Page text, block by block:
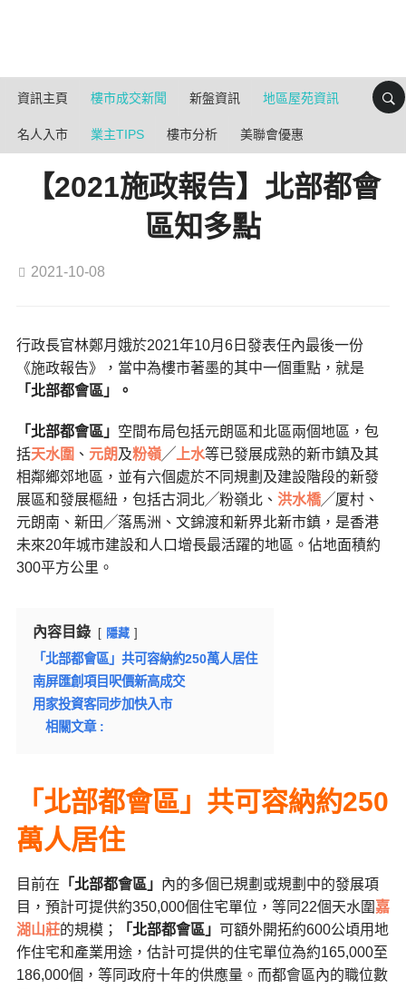
資訊主頁 樓市成交新聞 新盤資訊 地區屋苑資訊
名人入市 業主TIPS 樓市分析 美聯會優惠
【2021施政報告】北部都會
區知多點
2021-10-08
行政長官林鄭月娥於2021年10月6日發表任內最後一份
《施政報告》，當中為樓市著墨的其中一個重點，就是
「 北部都會區」。
「 北部都會區」 空間布局包括元朗區和北區兩個地區，包
括天水圍 、 元朗及粉嶺╱ 上水等已發展成熟的新市鎮及其
相鄰鄉郊地區，並有六個處於不同規劃及建設階段的新發
展區和發展樞紐，包括古洞北╱粉嶺北、 洪水橋╱厦村、
元朗南、新田╱落馬洲、文錦渡和新界北新市鎮，是香港
未來20年城市建設和人口增長最活躍的地區。佔地面積約
300平方公里。
內容目錄 隱藏
「北部都會區」共可容納約250萬人居住
南屏匯創項目呎價新高成交
用家投資客同步加快入市
相關文章 :
「 北部都會區」共可容納約250
萬人居住
目前在 「 北部都會區」 內的多個已規劃或規劃中的發展項
目，預計可提供約350,000個住宅單位，等同22個天水圍 嘉
湖山莊的規模； 「 北部都會區」 可額外開拓約600公頃用地
作住宅和產業用途，估計可提供的住宅單位為約165,000至
186,000個，等同政府十年的供應量。而都會區內的職位數